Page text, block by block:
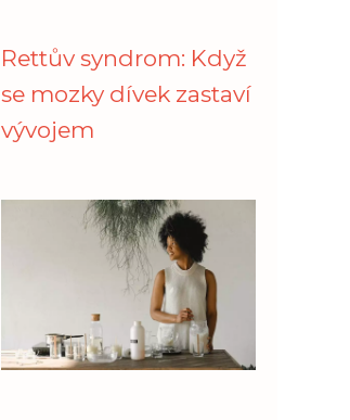
Rettův syndrom: Když
se mozky dívek zastaví
vývojem